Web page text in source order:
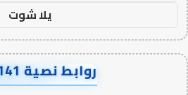
يلا شوت
روابط نصية AA90141